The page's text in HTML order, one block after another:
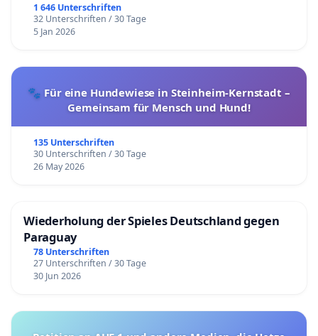
1 646 Unterschriften
32 Unterschriften / 30 Tage
5 Jan 2026
🐾 Für eine Hundewiese in Steinheim-Kernstadt –
Gemeinsam für Mensch und Hund!
135 Unterschriften
30 Unterschriften / 30 Tage
26 May 2026
Wiederholung der Spieles Deutschland gegen
Paraguay
78 Unterschriften
27 Unterschriften / 30 Tage
30 Jun 2026